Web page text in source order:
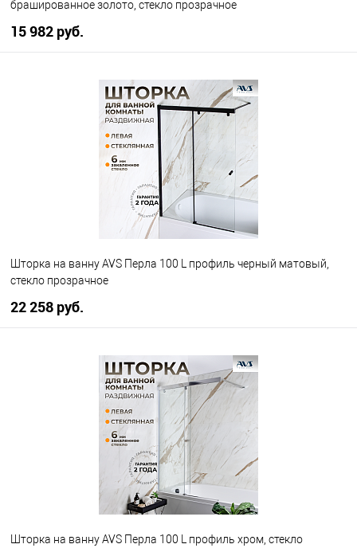
брашированное золото, стекло прозрачное
15 982 руб.
В корзину
В наличии
Шторка на ванну AVS Перла 100 L профиль черный матовый,
стекло прозрачное
22 258 руб.
В корзину
В наличии
Шторка на ванну AVS Перла 100 L профиль хром, стекло